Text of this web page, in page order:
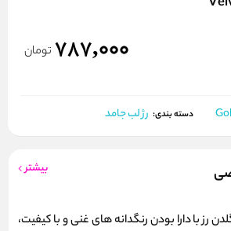
787,000 تومان
دسته بندی: رژ لب جامد
بیشتر
رز با دارا بودن رنگدانه های غنی و با کیفیت،